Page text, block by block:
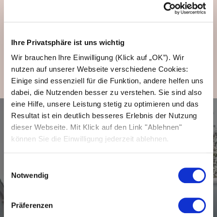
Ihre Privatsphäre ist uns wichtig
Wir brauchen Ihre Einwilligung (Klick auf „OK”). Wir
nutzen auf unserer Webseite verschiedene Cookies:
Einige sind essenziell für die Funktion, andere helfen uns
dabei, die Nutzenden besser zu verstehen. Sie sind also
eine Hilfe, unsere Leistung stetig zu optimieren und das
Resultat ist ein deutlich besseres Erlebnis der Nutzung
dieser Webseite. Mit Klick auf den Link "Ablehnen"
können Sie die Einwilligung jederzeit ablehnen.
Notwendig
Präferenzen
kostengünstiger zu gestalten? Kontaktieren
Sie uns jetzt für Ihr maßgeschneidertes
Jetzt Angebot anfragen